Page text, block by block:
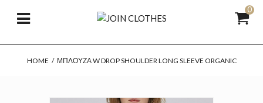
0
HOME / ΜΠΛΟΎΖΑ W DROP SHOULDER LONG SLEEVE ORGANIC